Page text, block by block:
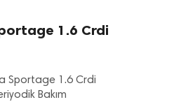
1.6 Crdi
Sportage 1.6 Crdi
Bakım